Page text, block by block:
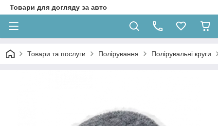
Товари для догляду за авто
Товари та послуги Полірування Полірувальні круги